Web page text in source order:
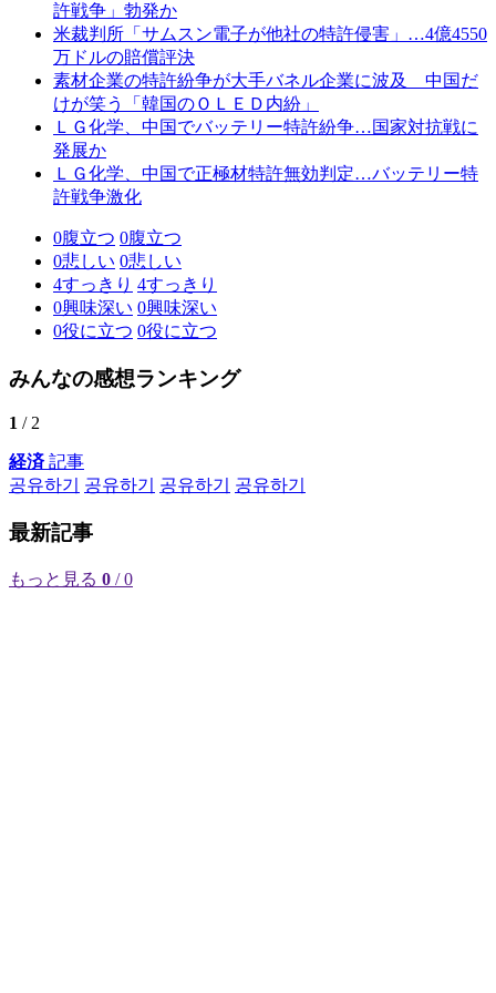
許戦争」勃発か
米裁判所「サムスン電子が他社の特許侵害」…4億4550
万ドルの賠償評決
素材企業の特許紛争が大手バネル企業に波及 中国だ
けが笑う「韓国のＯＬＥＤ内紛」
ＬＧ化学、中国でバッテリー特許紛争…国家対抗戦に
発展か
ＬＧ化学、中国で正極材特許無効判定…バッテリー特
許戦争激化
0腹立つ 0腹立つ
0悲しい 0悲しい
4すっきり 4すっきり
0興味深い 0興味深い
0役に立つ 0役に立つ
みんなの感想ランキング
1 / 2
経済記事
공유하기
공유하기 공유하기 공유하기
最新記事
もっと見る 0 / 0